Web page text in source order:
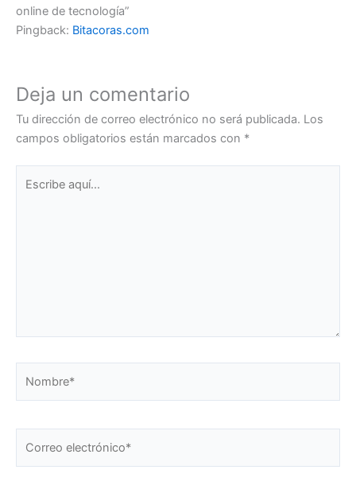
online de tecnología”
Pingback: Bitacoras.com
Deja un comentario
Tu dirección de correo electrónico no será publicada. Los
campos obligatorios están marcados con *
aquí...
electrónico*